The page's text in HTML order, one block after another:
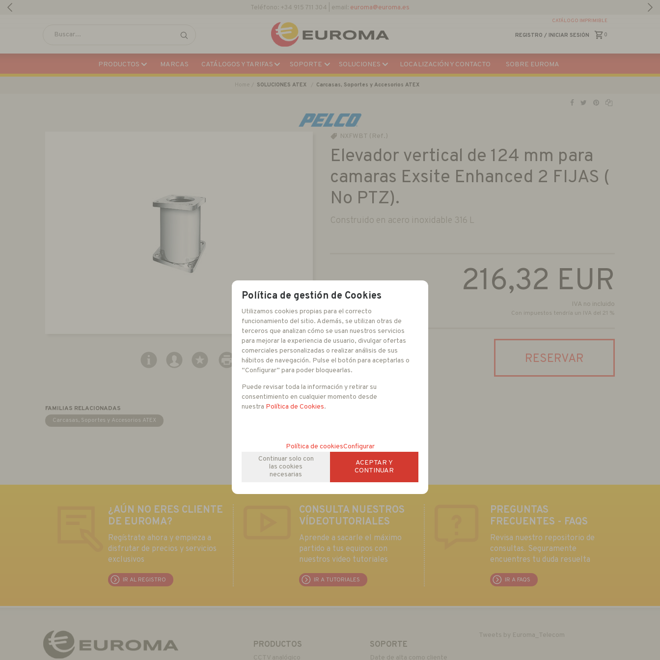
Teléfono: +34 915 711 304 | email: euroma@euroma.es
REGISTRO / INICIAR SESIÓN 0
CATÁLOGO IMPRIMIBLE
PRODUCTOS MARCAS CATÁLOGOS Y TARIFAS SOPORTE SOLUCIONES LOCALIZACIÓN Y CONTACTO SOBRE EUROMA
Home SOLUCIONES ATEX Carcasas, Soportes y Accesorios ATEX
NXFWBT (Ref.)
Elevador vertical de 124 mm para
camaras Exsite Enhanced 2 FIJAS (
No PTZ).
Construido en acero inoxidable 316 L
216,32 EUR
IVA no incluido
Con impuestos tendría un IVA del 21 %
- + RESERVAR
FAMILIAS RELACIONADAS
Carcasas, Soportes y Accesorios ATEX
¿AÚN NO ERES CLIENTE
DE EUROMA?
Regístrate ahora y empieza a
disfrutar de precios y servicios
exclusivos
IR AL REGISTRO
CONSULTA NUESTROS
VÍDEOTUTORIALES
Aprende a sacarle el máximo
partido a tus equipos con
nuestros video tutoriales
IR A TUTORIALES
PREGUNTAS
FRECUENTES - FAQS
Revisa nuestro repositorio de
consultas. Seguramente
encuentres tu duda resuelta
IR A FAQS
PRODUCTOS
CCTV analógico
SOPORTE
Date de alta como cliente
Tweets by Euroma_Telecom
Política de gestión de Cookies
Utilizamos cookies propias para el correcto
funcionamiento del sitio. Además, se utilizan otras de
terceros que analizan cómo se usan nuestros servicios
para mejorar la experiencia de usuario, divulgar ofertas
comerciales personalizadas o realizar análisis de sus
hábitos de navegación. Pulse el botón para aceptarlas o
“Configurar” para poder bloquearlas.
Puede revisar toda la información y retirar su
consentimiento en cualquier momento desde
nuestra Política de Cookies.
Política de cookiesConfigurar
Continuar solo con
las cookies
necesarias
ACEPTAR Y
CONTINUAR